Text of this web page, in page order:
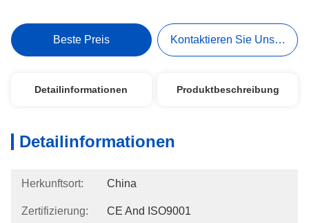
Beste Preis Kontaktieren Sie Uns Jetzt
Detailinformationen Produktbeschreibung
Detailinformationen
Herkunftsort: China
Zertifizierung: CE And ISO9001